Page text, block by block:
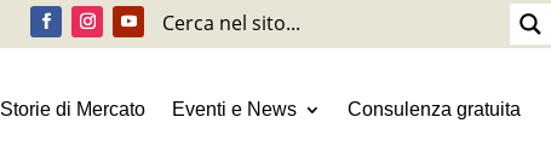
Storie di Mercato Eventi e News Consulenza gratuita